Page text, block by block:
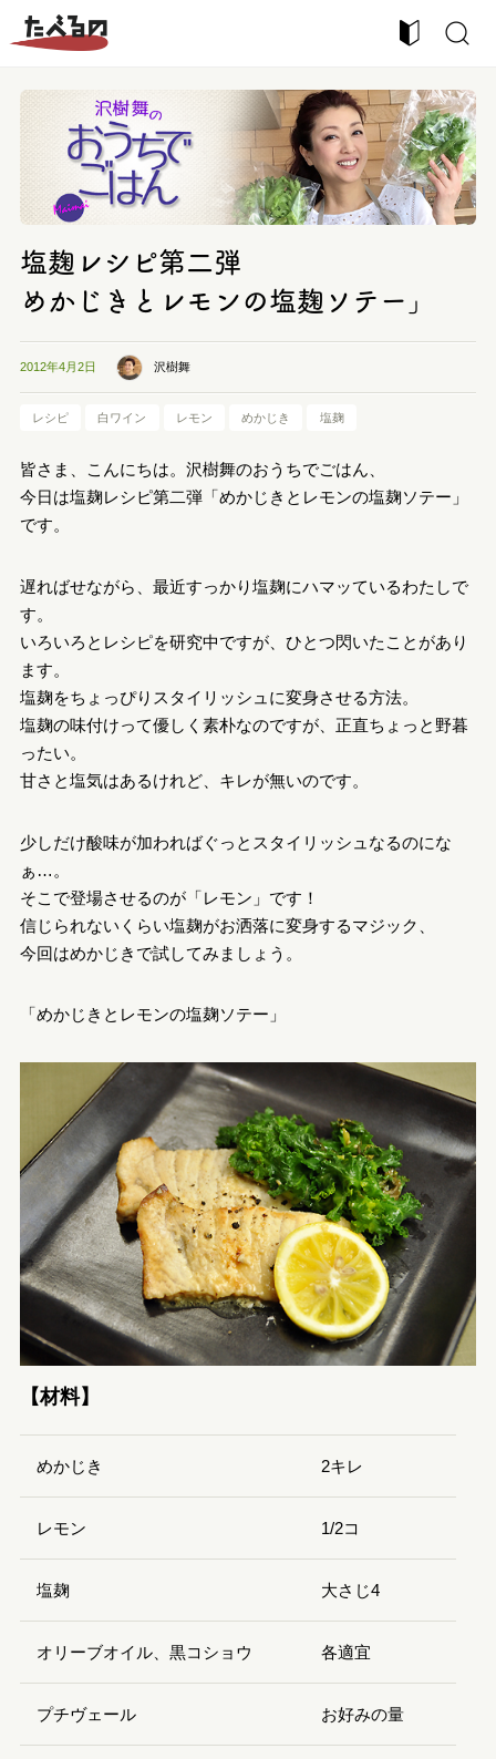
塩麹レシピ第二弾
めかじきとレモンの塩麹ソテー」
2012年4月2日 沢樹舞
レシピ 白ワイン レモン めかじき 塩麹
皆さま、こんにちは。沢樹舞のおうちでごはん、
今日は塩麹レシピ第二弾「めかじきとレモンの塩麹ソテー」
です。
遅ればせながら、最近すっかり塩麹にハマッているわたしで
す。
いろいろとレシピを研究中ですが、ひとつ閃いたことがあり
ます。
塩麹をちょっぴりスタイリッシュに変身させる方法。
塩麹の味付けって優しく素朴なのですが、正直ちょっと野暮
ったい。
甘さと塩気はあるけれど、キレが無いのです。
少しだけ酸味が加わればぐっとスタイリッシュなるのにな
ぁ…。
そこで登場させるのが「レモン」です！
信じられないくらい塩麹がお洒落に変身するマジック、
今回はめかじきで試してみましょう。
「めかじきとレモンの塩麹ソテー」
【材料】
めかじき 2キレ
レモン 1/2コ
塩麹 大さじ4
オリーブオイル、黒コショウ 各適宜
プチヴェール お好みの量